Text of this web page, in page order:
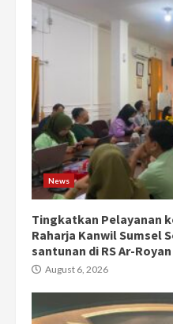
News
Tingkatkan Pelayanan
Raharja Kanwil Sumsel
santunan di RS Ar-
August 6, 2026